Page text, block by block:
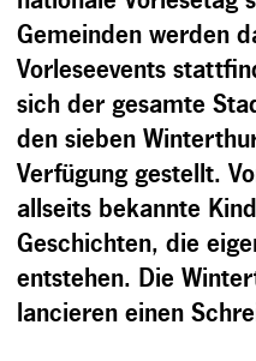
Gemeinden werden
Vorleseevents
sich der gesamte
den sieben
Verfügung gestellt.
allseits bekannte
Geschichten, die
entstehen. Die
lancieren einen